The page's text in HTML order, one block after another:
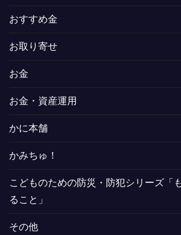
おすすめ金
お取り寄せ
お金
お金・資産運用
かに本舗
かみちゅ！
こどものための防災・防犯シリーズ「
ること」
その他